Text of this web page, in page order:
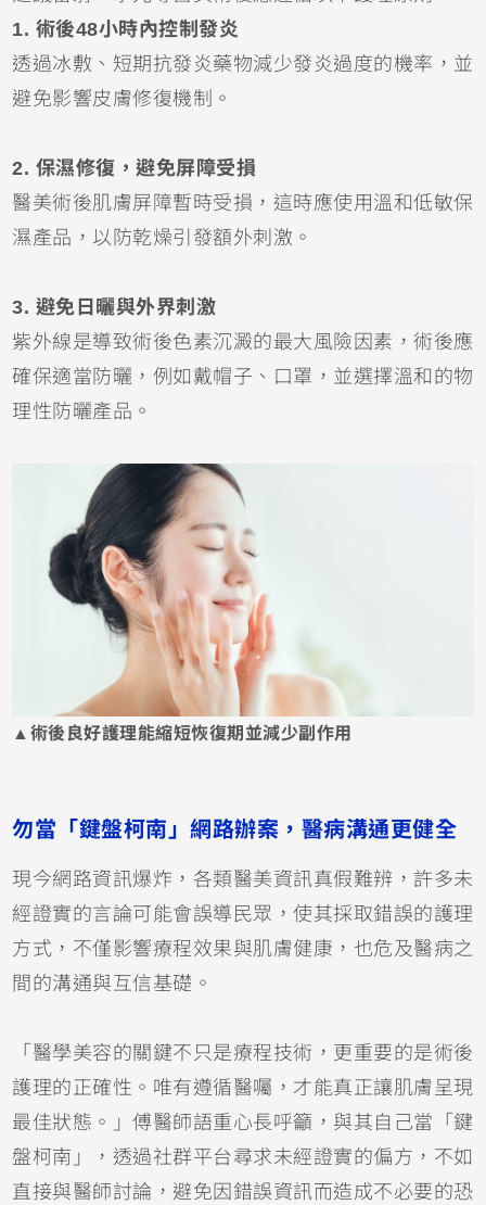
1. 術後48小時內控制發炎
透過冰敷、短期抗發炎藥物減少發炎過度的機率，並
避免影響皮膚修復機制。
2. 保濕修復，避免屏障受損
醫美術後肌膚屏障暫時受損，這時應使用溫和低敏保
濕產品，以防乾燥引發額外刺激。
3. 避免日曬與外界刺激
紫外線是導致術後色素沉澱的最大風險因素，術後應
確保適當防曬，例如戴帽子、口罩，並選擇溫和的物
理性防曬產品。
▲術後良好護理能縮短恢復期並減少副作用
勿當「鍵盤柯南」網路辦案，醫病溝通更健全
現今網路資訊爆炸，各類醫美資訊真假難辨，許多未
經證實的言論可能會誤導民眾，使其採取錯誤的護理
方式，不僅影響療程效果與肌膚健康，也危及醫病之
間的溝通與互信基礎。
「醫學美容的關鍵不只是療程技術，更重要的是術後
護理的正確性。唯有遵循醫囑，才能真正讓肌膚呈現
最佳狀態。」傅醫師語重心長呼籲，與其自己當「鍵
盤柯南」，透過社群平台尋求未經證實的偏方，不如
直接與醫師討論，避免因錯誤資訊而造成不必要的恐